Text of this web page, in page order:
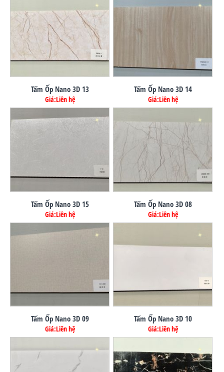
Tấm Ốp Nano 3D 13
Giá:Liên hệ
Tấm Ốp Nano 3D 14
Giá:Liên hệ
Tấm Ốp Nano 3D 15
Giá:Liên hệ
Tấm Ốp Nano 3D 08
Giá:Liên hệ
Tấm Ốp Nano 3D 09
Giá:Liên hệ
Tấm Ốp Nano 3D 10
Giá:Liên hệ